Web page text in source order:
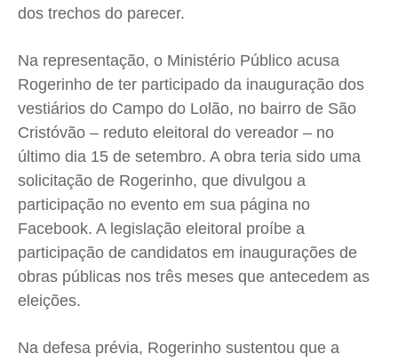
dos trechos do parecer.
Na representação, o Ministério Público acusa
Rogerinho de ter participado da inauguração dos
vestiários do Campo do Lolão, no bairro de São
Cristóvão – reduto eleitoral do vereador – no
último dia 15 de setembro. A obra teria sido uma
solicitação de Rogerinho, que divulgou a
participação no evento em sua página no
Facebook. A legislação eleitoral proíbe a
participação de candidatos em inaugurações de
obras públicas nos três meses que antecedem as
eleições.
Na defesa prévia, Rogerinho sustentou que a